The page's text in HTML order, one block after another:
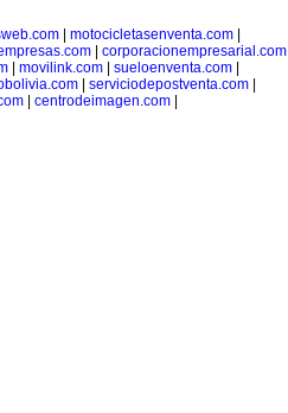
motocicletasenventa.com
corporacionempresarial.com
movilink.com sueloenventa.com
| serviciodepostventa.com|
centrodeimagen.com